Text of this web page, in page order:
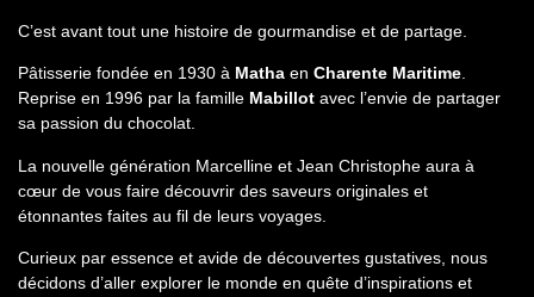
C’est avant tout une histoire de gourmandise et de partage.
Pâtisserie fondée en 1930 à Matha en Charente Maritime.
Reprise en 1996 par la famille Mabillot avec l’envie de partager
sa passion du chocolat.
La nouvelle génération Marcelline et Jean Christophe aura à
cœur de vous faire découvrir des saveurs originales et
étonnantes faites au fil de leurs voyages.
Curieux par essence et avide de découvertes gustatives, nous
décidons d’aller explorer le monde en quête d’inspirations et